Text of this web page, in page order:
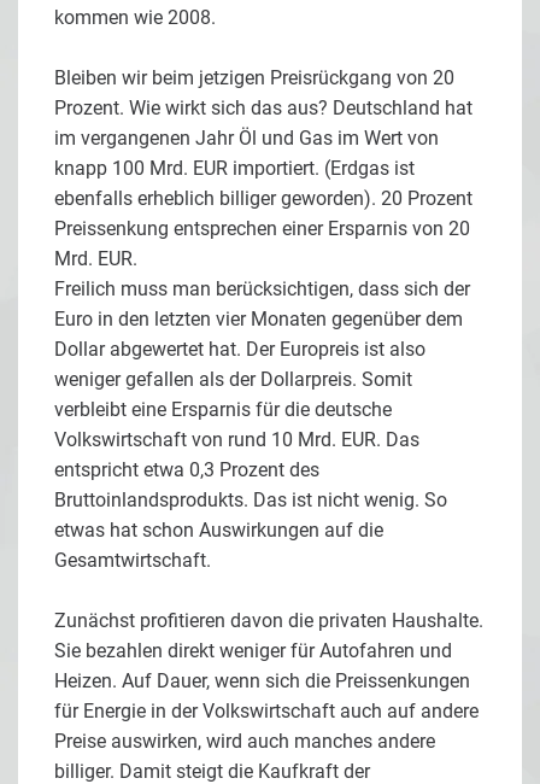
kommen wie 2008.
Bleiben wir beim jetzigen Preisrückgang von 20
Prozent. Wie wirkt sich das aus? Deutschland hat
im vergangenen Jahr Öl und Gas im Wert von
knapp 100 Mrd. EUR importiert. (Erdgas ist
ebenfalls erheblich billiger geworden). 20 Prozent
Preissenkung entsprechen einer Ersparnis von 20
Mrd. EUR.
Freilich muss man berücksichtigen, dass sich der
Euro in den letzten vier Monaten gegenüber dem
Dollar abgewertet hat. Der Europreis ist also
weniger gefallen als der Dollarpreis. Somit
verbleibt eine Ersparnis für die deutsche
Volkswirtschaft von rund 10 Mrd. EUR. Das
entspricht etwa 0,3 Prozent des
Bruttoinlandsprodukts. Das ist nicht wenig. So
etwas hat schon Auswirkungen auf die
Gesamtwirtschaft.
Zunächst profitieren davon die privaten Haushalte.
Sie bezahlen direkt weniger für Autofahren und
Heizen. Auf Dauer, wenn sich die Preissenkungen
für Energie in der Volkswirtschaft auch auf andere
Preise auswirken, wird auch manches andere
billiger. Damit steigt die Kaufkraft der